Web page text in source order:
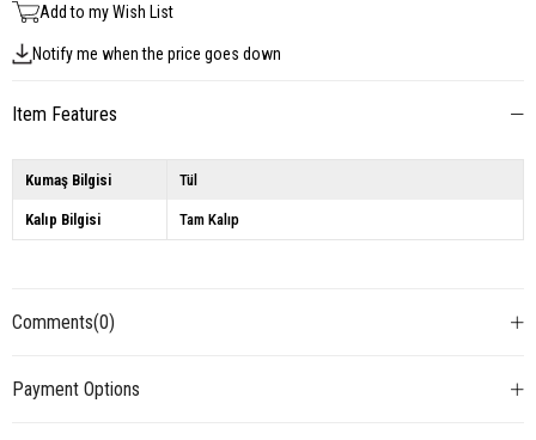
Add to my Wish List
Notify me when the price goes down
Item Features
Kumaş Bilgisi Tül
Kalıp Bilgisi Tam Kalıp
Comments(0)
Payment Options